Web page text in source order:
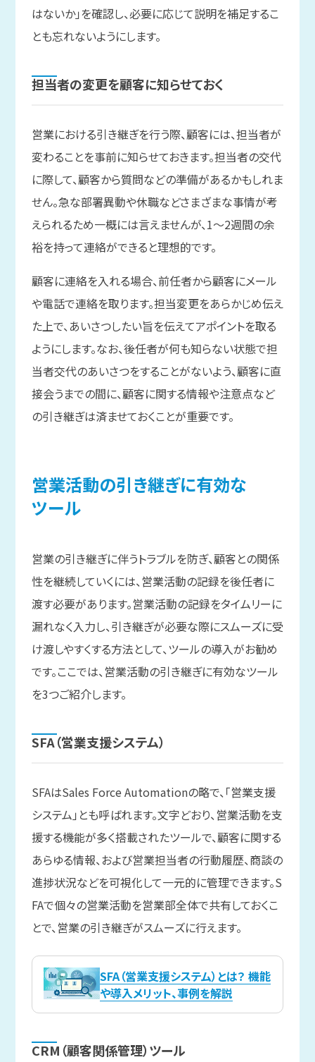
はないか」を確認し、必要に応じて説明を補足するこ
とも忘れないようにします。
担当者の変更を顧客に知らせておく
営業における引き継ぎを行う際、顧客には、担当者が
変わることを事前に知らせておきます。担当者の交代
に際して、顧客から質問などの準備があるかもしれま
せん。急な部署異動や休職などさまざまな事情が考
えられるため一概には言えませんが、1～2週間の余
裕を持って連絡ができると理想的です。
顧客に連絡を入れる場合、前任者から顧客にメール
や電話で連絡を取ります。担当変更をあらかじめ伝え
た上で、あいさつしたい旨を伝えてアポイントを取る
ようにします。なお、後任者が何も知らない状態で担
当者交代のあいさつをすることがないよう、顧客に直
接会うまでの間に、顧客に関する情報や注意点など
の引き継ぎは済ませておくことが重要です。
営業活動の引き継ぎに有効な
ツール
営業の引き継ぎに伴うトラブルを防ぎ、顧客との関係
性を継続していくには、営業活動の記録を後任者に
渡す必要があります。営業活動の記録をタイムリーに
漏れなく入力し、引き継ぎが必要な際にスムーズに受
け渡しやすくする方法として、ツールの導入がお勧め
です。ここでは、営業活動の引き継ぎに有効なツール
を3つご紹介します。
SFA（営業支援システム）
SFAはSales Force Automationの略で、「営業支援
システム」とも呼ばれます。文字どおり、営業活動を支
援する機能が多く搭載されたツールで、顧客に関する
あらゆる情報、および営業担当者の行動履歴、商談の
進捗状況などを可視化して一元的に管理できます。S
FAで個々の営業活動を営業部全体で共有しておくこ
とで、営業の引き継ぎがスムーズに行えます。
SFA（営業支援システム）とは？ 機能
や導入メリット、事例を解説
CRM （顧客関係管理）ツール